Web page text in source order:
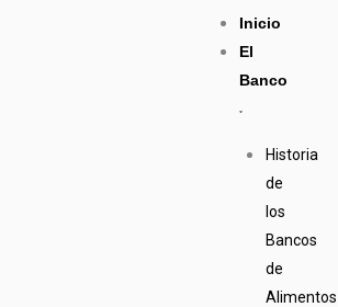
Inicio
El
Banco
Historia
de
los
Bancos
de
Alimentos